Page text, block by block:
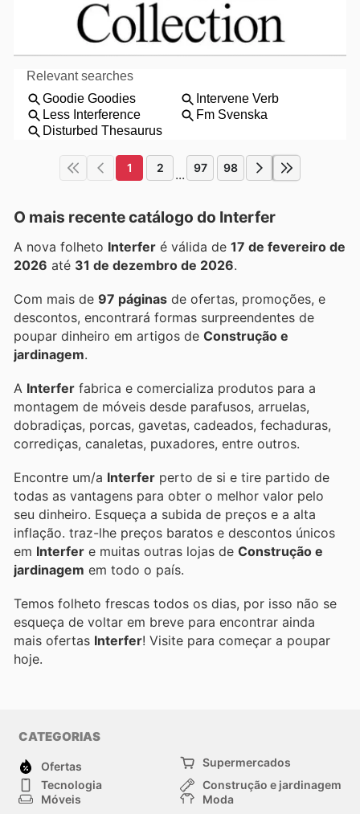
1 2 ... 97 98
O mais recente catálogo do Interfer
A nova folheto Interfer é válida de 17 de fevereiro de
2026 até 31 de dezembro de 2026.
Com mais de 97 páginas de ofertas, promoções, e
descontos, encontrará formas surpreendentes de
poupar dinheiro em artigos de Construção e
jardinagem.
A Interfer fabrica e comercializa produtos para a
montagem de móveis desde parafusos, arruelas,
dobradiças, porcas, gavetas, cadeados, fechaduras,
corrediças, canaletas, puxadores, entre outros.
Encontre um/a Interfer perto de si e tire partido de
todas as vantagens para obter o melhor valor pelo
seu dinheiro. Esqueça a subida de preços e a alta
inflação. traz-lhe preços baratos e descontos únicos
em Interfer e muitas outras lojas de Construção e
jardinagem em todo o país.
Temos folheto frescas todos os dias, por isso não se
esqueça de voltar em breve para encontrar ainda
mais ofertas Interfer ! Visite para começar a poupar
hoje.
CATEGORIAS
Ofertas
Supermercados
Tecnologia
Construção e jardinagem
Móveis
Moda